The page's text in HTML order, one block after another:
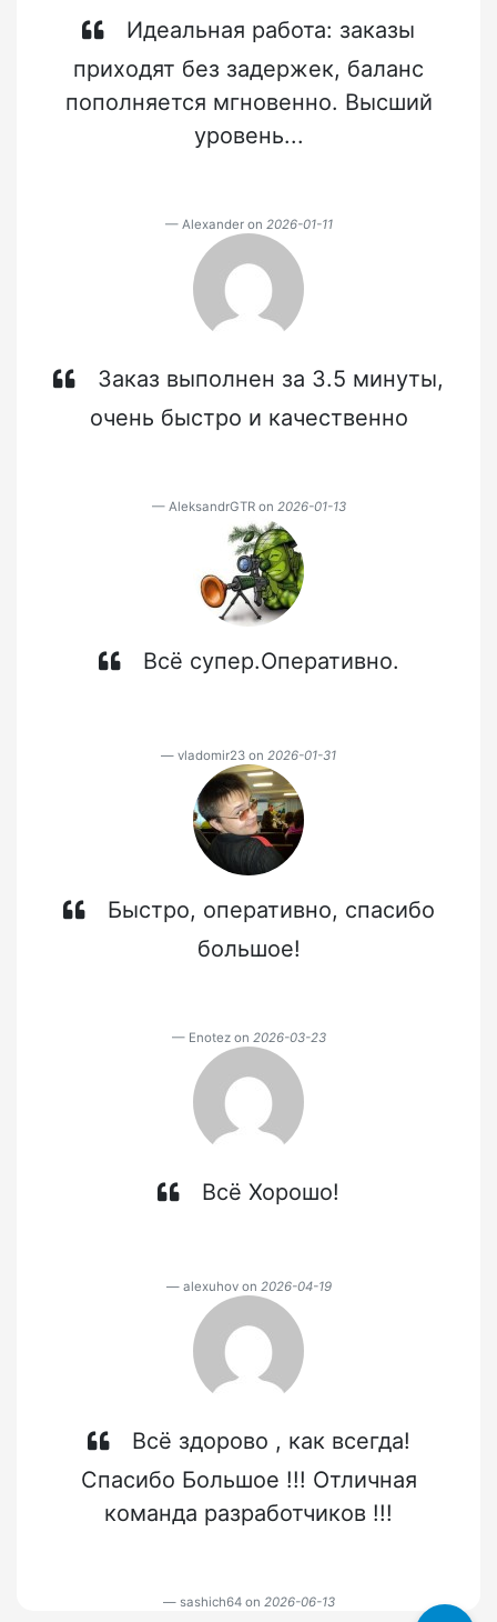
Идеальная работа: заказы
приходят без задержек, баланс
пополняется мгновенно. Высший
уровень...
Alexander on 2026-01-11
Заказ выполнен за 3.5 минуты,
очень быстро и качественно
AleksandrGTR on 2026-01-13
Всё супер.Оперативно.
vladomir23 on 2026-01-31
Быстро, оперативно, спасибо
большое!
Enotez on 2026-03-23
Всё Хорошо!
alexuhov on 2026-04-19
Всё здорово , как всегда!
Спасибо Большое !!! Отличная
команда разработчиков !!!
sashich64 on 2026-06-13